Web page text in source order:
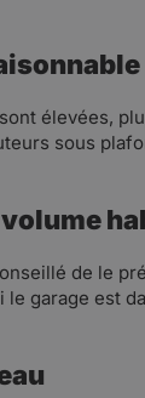
élevées,
sous
volume
de le
le garage est